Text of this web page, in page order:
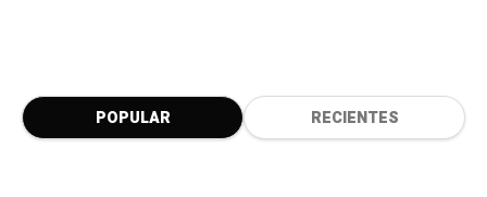
POPULAR RECIENTES